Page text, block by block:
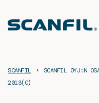
sisältöön
SCANFIL ›
SCANFIL OYJ:N
2013(C)